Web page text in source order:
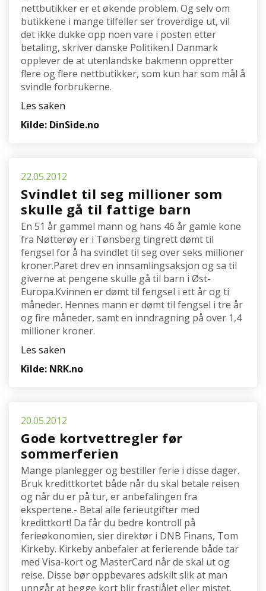
nettbutikker er et økende problem. Og selv om
butikkene i mange tilfeller ser troverdige ut, vil
det ikke dukke opp noen vare i posten etter
betaling, skriver danske Politiken.I Danmark
opplever de at utenlandske bakmenn oppretter
flere og flere nettbutikker, som kun har som mål å
svindle forbrukerne.
Les saken
Kilde: DinSide.no
22.05.2012
Svindlet til seg millioner som
skulle gå til fattige barn
En 51 år gammel mann og hans 46 år gamle kone
fra Nøtterøy er i Tønsberg tingrett dømt til
fengsel for å ha svindlet til seg over seks millioner
kroner.Paret drev en innsamlingsaksjon og sa til
giverne at pengene skulle gå til barn i Øst-
Europa.Kvinnen er dømt til fengsel i ett år og ti
måneder. Hennes mann er dømt til fengsel i tre år
og fire måneder, samt en inndragning på over 1,4
millioner kroner.
Les saken
Kilde: NRK.no
20.05.2012
Gode kortvettregler før
sommerferien
Mange planlegger og bestiller ferie i disse dager.
Bruk kredittkortet både når du skal betale reisen
og når du er på tur, er anbefalingen fra
ekspertene.- Betal alle ferieutgifter med
kredittkort! Da får du bedre kontroll på
ferieøkonomien, sier direktør i DNB Finans, Tom
Kirkeby. Kirkeby anbefaler at ferierende både tar
med Visa-kort og MasterCard når de skal ut og
reise. Disse bør oppbevares adskilt slik at man
unngår at begge kort blir frastjålet eller mistet.